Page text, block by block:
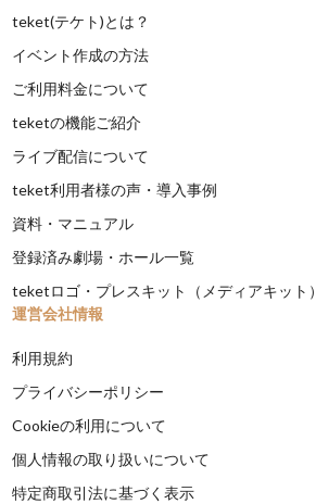
teket(テケト)とは？
イベント作成の方法
ご利用料金について
teketの機能ご紹介
ライブ配信について
teket利用者様の声・導入事例
資料・マニュアル
登録済み劇場・ホール一覧
teketロゴ・プレスキット（メディアキット）
運営会社情報
利用規約
プライバシーポリシー
Cookieの利用について
個人情報の取り扱いについて
特定商取引法に基づく表示